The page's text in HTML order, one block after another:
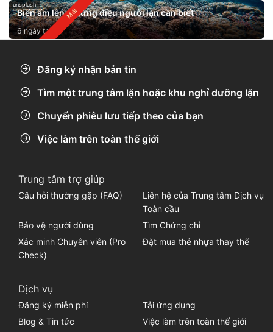
unsplash
Biển ấm lên: Những điều người lặn cần biết
6 ngày trước
Đăng ký nhận bản tin
Tìm một trung tâm lặn hoặc khu nghỉ dưỡng lặn
Chuyến phiêu lưu tiếp theo của bạn
Việc làm trên toàn thế giới
Trung tâm trợ giúp
Câu hỏi thường gặp (FAQ)
Liên hệ của Trung tâm Dịch vụ
Toàn cầu
Bảo vệ người dùng
Tìm Chứng chỉ
Xác minh Chuyên viên (Pro
Check)
Đặt mua thẻ nhựa thay thế
Dịch vụ
Đăng ký miễn phí
Tải ứng dụng
Blog & Tin tức
Việc làm trên toàn thế giới